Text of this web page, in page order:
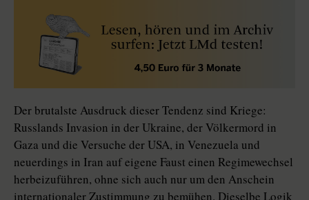
Der brutalste Ausdruck dieser Tendenz sind Kriege:
Russlands Invasion in der Ukraine, der Völkermord in
Gaza und die Versuche der USA, in Venezuela und
neuerdings in Iran auf eigene Faust einen Regimewechsel
herbeizuführen, ohne sich auch nur um den Anschein
internationaler Zustimmung zu bemühen. Dieselbe Logik